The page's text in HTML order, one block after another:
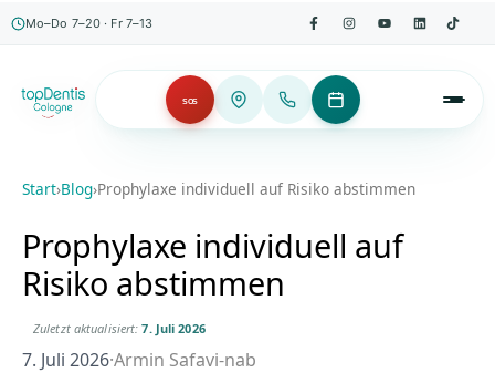
Mo–Do 7–20 · Fr 7–13
SOS
Start›Blog›Prophylaxe individuell auf Risiko abstimmen
Prophylaxe individuell auf
Risiko abstimmen
Zuletzt aktualisiert: 7. Juli 2026
7. Juli 2026·Armin Safavi-nab